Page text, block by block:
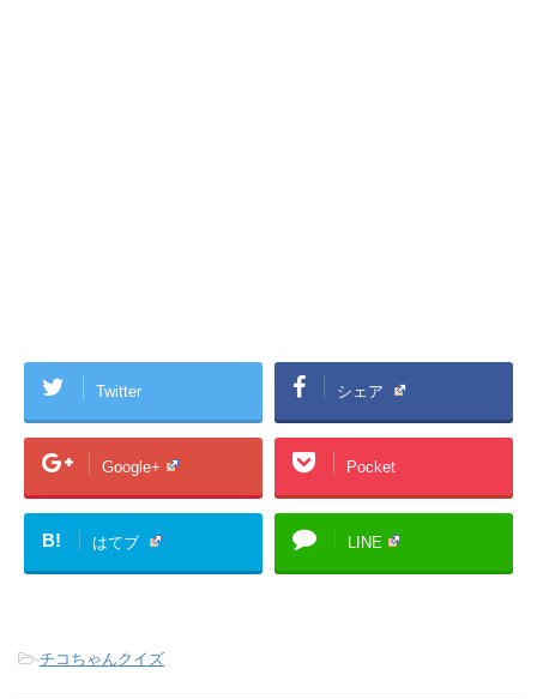
Twitter シェア
Google+ Pocket
B! はてブ LINE
-チコちゃんクイズ